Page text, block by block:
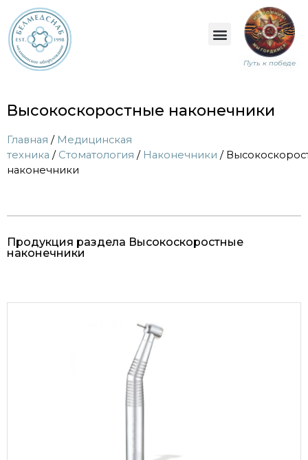
Путь к победе
Высокоскоростные наконечники
Главная / Медицинская
техника / Стоматология / Наконечники /
наконечники
Продукция раздела Высокоскоростные
наконечники